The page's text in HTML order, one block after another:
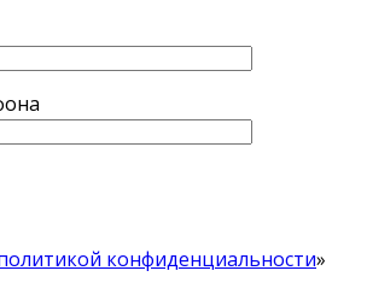
конфиденциальности»